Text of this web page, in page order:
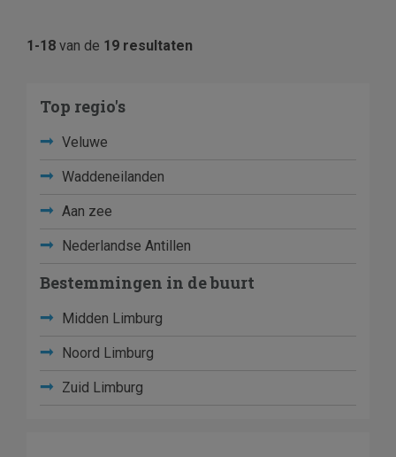
1-18 van de 19 resultaten
Top regio's
Veluwe
Waddeneilanden
Aan zee
Nederlandse Antillen
Bestemmingen in de buurt
Midden Limburg
Noord Limburg
Zuid Limburg